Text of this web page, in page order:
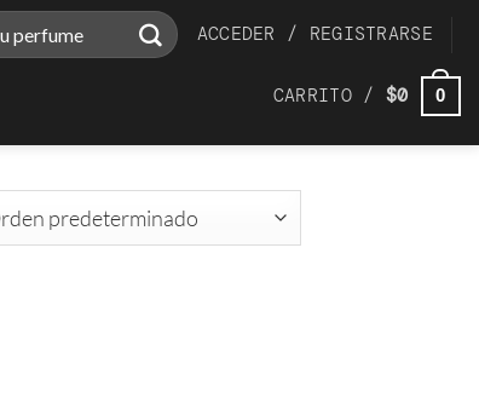
ACCEDER / REGISTRARSE
CARRITO / $0 0